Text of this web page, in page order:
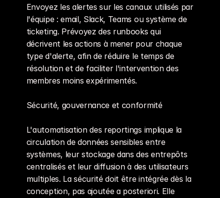
Envoyez les alertes sur les canaux utilisés par
l'équipe : email, Slack, Teams ou système de
ticketing. Prévoyez des runbooks qui
décrivent les actions à mener pour chaque
type d'alerte, afin de réduire le temps de
résolution et de faciliter l'intervention des
membres moins expérimentés.
Sécurité, gouvernance et conformité
L'automatisation des reportings implique la
circulation de données sensibles entre
systèmes, leur stockage dans des entrepôts
centralisés et leur diffusion à des utilisateurs
multiples. La sécurité doit être intégrée dès la
conception, pas ajoutée a posteriori. Elle